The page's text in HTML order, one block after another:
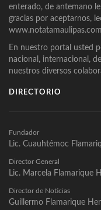
enterado, de antemano
gracias por aceptarnos,
En nuestro portal usted
nacional, internacional,
nuestros diversos
DIRECTORIO
Fundador
Lic. Cuauhtémoc
Director General
Lic. Marcela Flamarique
Director de Noticias
Guillermo Flamarique